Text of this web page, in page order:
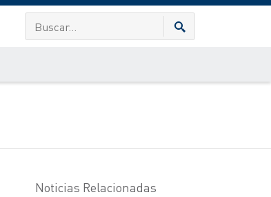
Noticias Relacionadas